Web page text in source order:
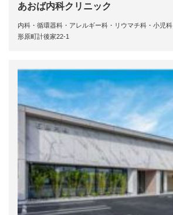
あおば内科クリニック
内科・循環器科・アレルギー科・リウマチ科・小児科
形原町計後家22-1